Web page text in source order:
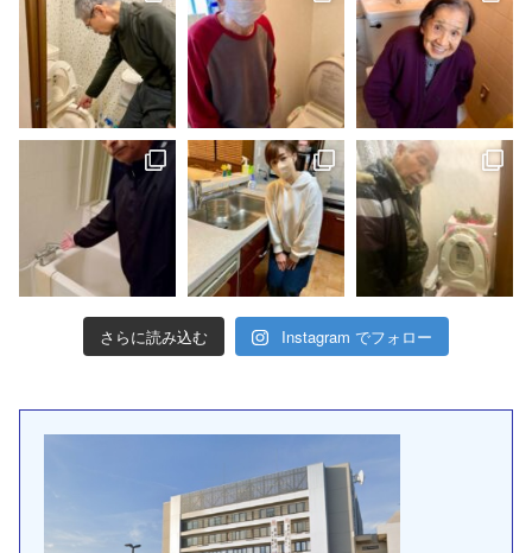
さらに読み込む Instagram でフォロー